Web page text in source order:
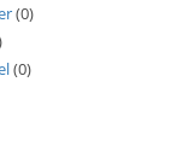
(0)
(0)